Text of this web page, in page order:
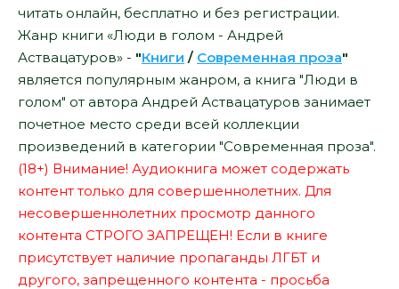
читать онлайн, бесплатно и без регистрации.
Жанр книги «Люди в голом - Андрей
Аствацатуров» - "Книги / Современная проза"
является популярным жанром, а книга "Люди в
голом" от автора Андрей Аствацатуров занимает
почетное место среди всей коллекции
произведений в категории "Современная проза".
(18+) Внимание! Аудиокнига может содержать
контент только для совершеннолетних. Для
несовершеннолетних просмотр данного
контента СТРОГО ЗАПРЕЩЕН! Если в книге
присутствует наличие пропаганды ЛГБТ и
другого, запрещенного контента - просьба